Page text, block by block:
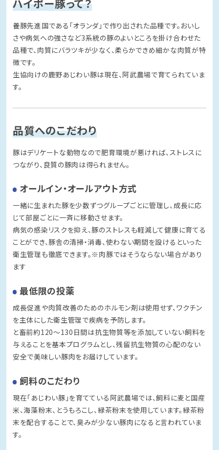
ハイポー豚って？
養豚先進国である「オランダ」で作り出された品種です。おいし
さや病気への強さなど3系統の豚のよいところを掛け合わせた
品種で、肉質にバラツキが少なく、柔らかできめ細かな肉質が特
徴です。
生協向けの鹿野あじわい豚は現在、阿武農場で育てられていま
す。
品質へのこだわり
豚はデリケートな動物なので肥育環境が悪ければ、ストレスに
つながり、良質の豚肉は得られません。
オールイン・オールアウト方式
一緒に生まれた豚を少数ずつグループごとに管理し、成長に応
じて部屋ごとに一斉に移動させます。
病気の感染リスクを抑え、豚のストレスも軽減して健康に育てる
ことができ、豚舎の清掃・消毒、使わない期間を設けるといった
衛生管理も徹底できます。※肉豚ではそうならない場合があり
ます
最低限の投薬
成長促進や肉質改善のためのホルモン剤は使用せず、ワクチン
を主体にした衛生管理で疾病を予防します。
と畜前約120～130日間は抗生物質等を添加していない飼料を
与えることを基本プログラムとし、残留抗生物質の心配のない
安全で美味しい豚肉をお届けしています。
飼料のこだわり
現在「あじわい豚」を育てている阿武農場では、飼料に麦と国産
米、海藻粉末、とうもろこし、緑茶粉末を使用しています。緑茶粉
末を配合することで、臭みが少ない豚肉になると言われていま
す。